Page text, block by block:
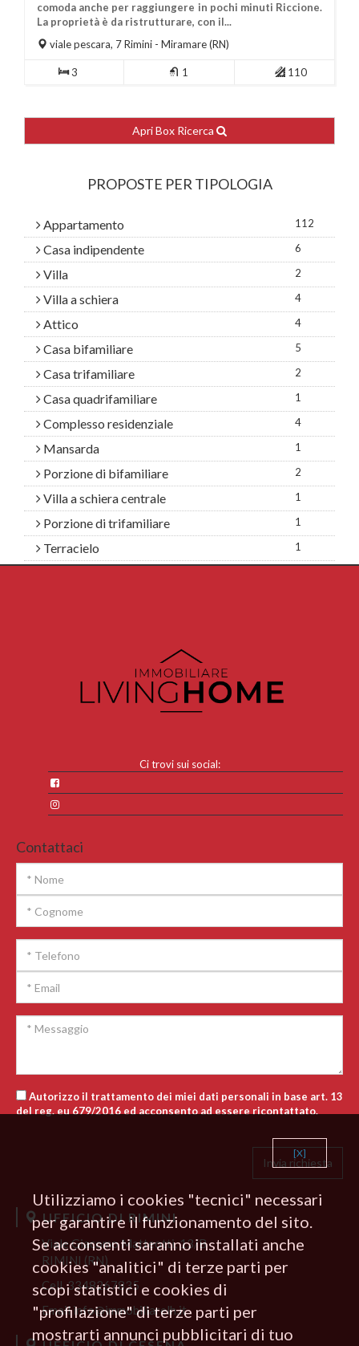
Più Informazioni
comoda anche per raggiungere in pochi minuti Riccione.
La proprietà è da ristrutturare, con il...
viale pescara, 7Rimini - Miramare (RN)
3 1 110
Apri Box Ricerca
PROPOSTE PER TIPOLOGIA
Appartamento 112
Casa indipendente 6
Villa 2
Villa a schiera 4
Attico 4
Casa bifamiliare 5
Casa trifamiliare 2
Casa quadrifamiliare 1
Complesso residenziale 4
Mansarda 1
Porzione di bifamiliare 2
Villa a schiera centrale 1
Porzione di trifamiliare 1
Terracielo 1
Ci trovi sui social:
Contattaci
Autorizzo il trattamento dei miei dati personali in base art. 13
del reg. eu 679/2016 ed acconsento ad essere ricontattato.
UFFICIO DI RIMINI
Viale Giacomo Matteotti, 13/B
RIMINI (RN)
Cell.3348267835
Emailinfo@immobiliarelh.it
[X]
Utilizziamo i cookies "tecnici" necessari
per garantire il funzionamento del sito.
Se acconsenti saranno installati anche
cookies "analitici" di terze parti per
scopi statistici e cookies di
"profilazione" di terze parti per
mostrarti annunci pubblicitari di tuo